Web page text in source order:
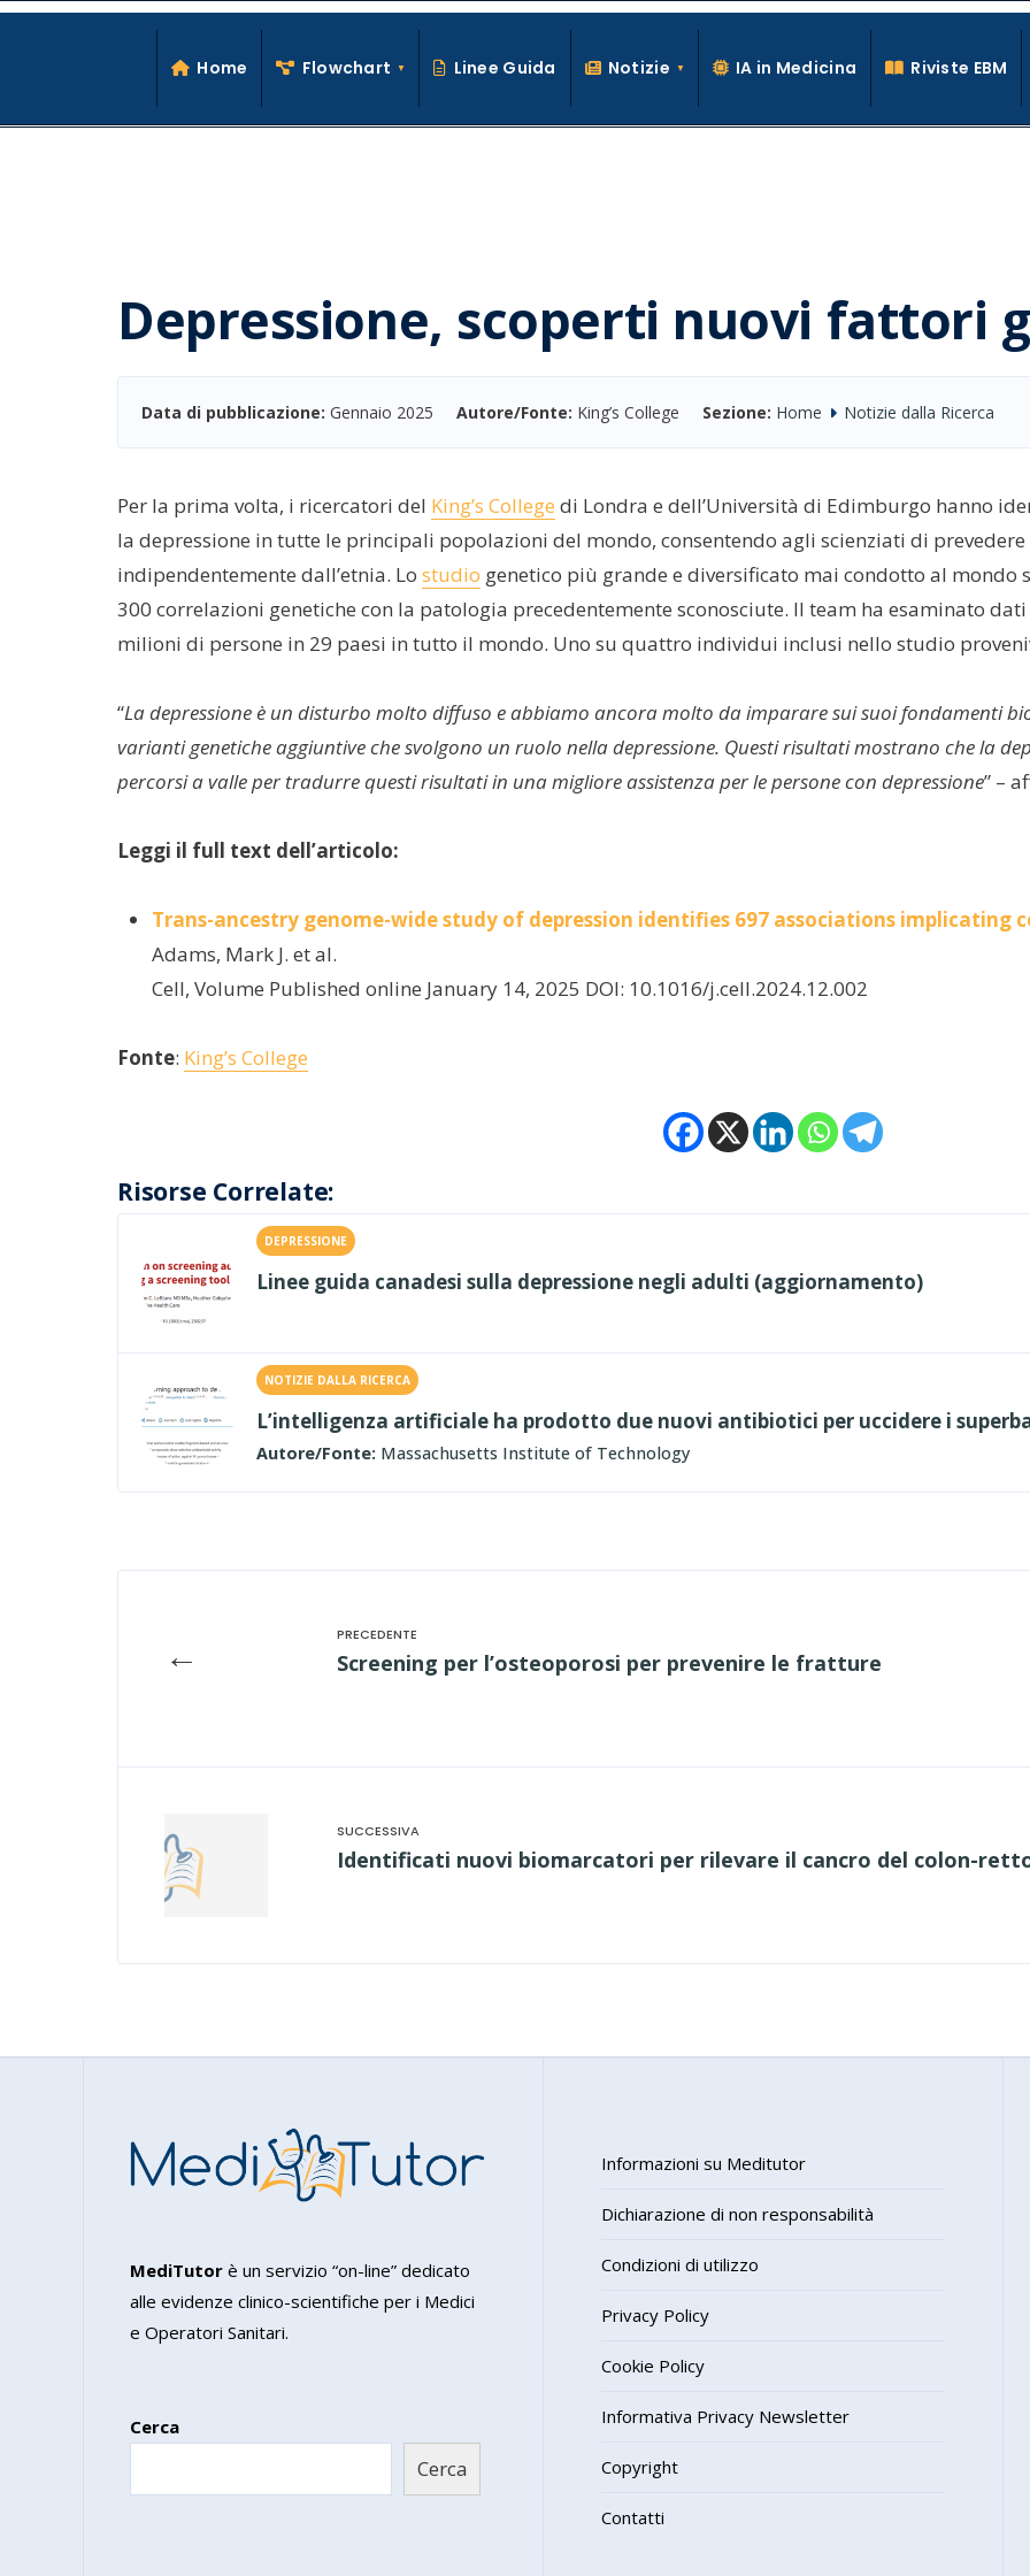
Skip
La conoscenza clinica per la pratica medica quotidiana
Home Flowchart Linee Guida Notizie IA in Medicina Riviste EBM
Depressione, scoperti nuovi fattori
Data di pubblicazione: Gennaio 2025 Autore/Fonte: King’s College Sezione: Home Notizie dalla Ricerca
Per la prima volta, i ricercatori del King’s College di Londra e dell’Università di Edimburgo hanno
la depressione in tutte le principali popolazioni del mondo, consentendo agli scienziati di
indipendentemente dall’etnia. Lo studio genetico più grande e diversificato mai condotto al
300 correlazioni genetiche con la patologia precedentemente sconosciute. Il team ha esaminato
milioni di persone in 29 paesi in tutto il mondo. Uno su quattro individui inclusi nello studio
“La depressione è un disturbo molto diffuso e abbiamo ancora molto da imparare sui suoi fondamenti
varianti genetiche aggiuntive che svolgono un ruolo nella depressione. Questi risultati mostrano che la
percorsi a valle per tradurre questi risultati in una migliore assistenza per le persone con depressione” –
Leggi il full text dell’articolo:
Trans-ancestry genome-wide study of depression identifies 697 associations implicating
Adams, Mark J. et al.
Cell, Volume Published online January 14, 2025 DOI: 10.1016/j.cell.2024.12.002
Fonte: King’s College
Risorse Correlate:
DEPRESSIONE
Linee guida canadesi sulla depressione negli adulti (aggiornamento)
NOTIZIE DALLA RICERCA
L’intelligenza artificiale ha prodotto due nuovi antibiotici per uccidere i
Autore/Fonte: Massachusetts Institute of Technology
← Screening per l’osteoporosi per prevenire le fratture
Identificati nuovi biomarcatori per rilevare il cancro del colon-
MediTutor è un servizio “on-line” dedicato
alle evidenze clinico-scientifiche per i Medici
e Operatori Sanitari.
Cerca
Cerca
Informazioni su Meditutor
Dichiarazione di non responsabilità
Condizioni di utilizzo
Privacy Policy
Cookie Policy
Informativa Privacy Newsletter
Copyright
Contatti